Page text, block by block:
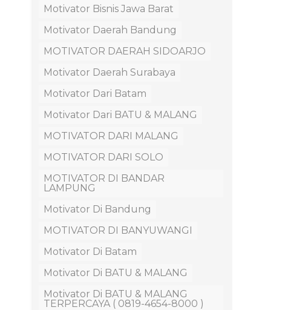
Motivator Bisnis Jawa Barat
Motivator Daerah Bandung
MOTIVATOR DAERAH SIDOARJO
Motivator Daerah Surabaya
Motivator Dari Batam
Motivator Dari BATU & MALANG
MOTIVATOR DARI MALANG
MOTIVATOR DARI SOLO
MOTIVATOR DI BANDAR
LAMPUNG
Motivator Di Bandung
MOTIVATOR DI BANYUWANGI
Motivator Di Batam
Motivator Di BATU & MALANG
Motivator Di BATU & MALANG
TERPERCAYA ( 0819-4654-8000 )